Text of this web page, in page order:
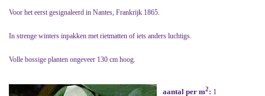
Voor het eerst gesignaleerd in Nantes, Frankrijk 1865.
In strenge winters inpakken met rietmatten of iets anders luchtigs.
Volle bossige planten ongeveer 130 cm hoog.
aantal per m2: 1